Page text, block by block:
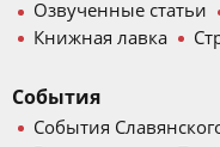
Озвученные статьи
Книжная лавка
События
События